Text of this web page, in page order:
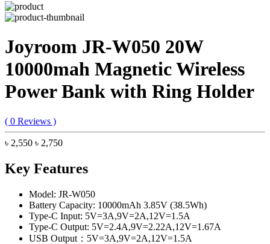
Joyroom JR-W050 20W
10000mah Magnetic Wireless
Power Bank with Ring Holder
( 0 Reviews )
৳ 2,550 ৳ 2,750
Key Features
Model: JR-W050
Battery Capacity: 10000mAh 3.85V (38.5Wh)
Type-C Input: 5V=3A,9V=2A,12V=1.5A
Type-C Output: 5V=2.4A,9V=2.22A,12V=1.67A
USB Output：5V=3A,9V=2A,12V=1.5A